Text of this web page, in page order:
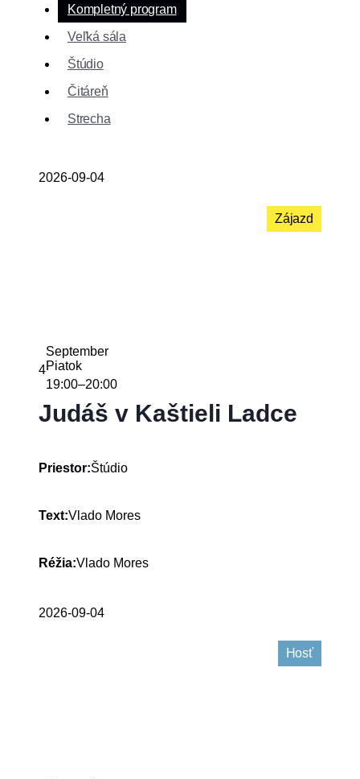
Kompletný program
Veľká sála
Štúdio
Čitáreň
Strecha
2026-09-04
Zájazd
4
September
Piatok
19:00–20:00
Judáš v Kaštieli Ladce
Priestor:Štúdio
Text:Vlado Mores
Réžia:Vlado Mores
2026-09-04
Hosť